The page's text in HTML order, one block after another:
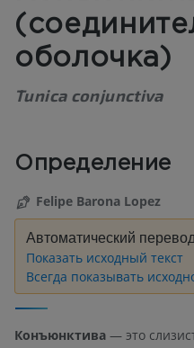
оболочка)
Tunica conjunctiva
Определение
Felipe Barona Lopez
Автоматический перевод
Показать исходный текст
Всегда показывать
Конъюнктива — это